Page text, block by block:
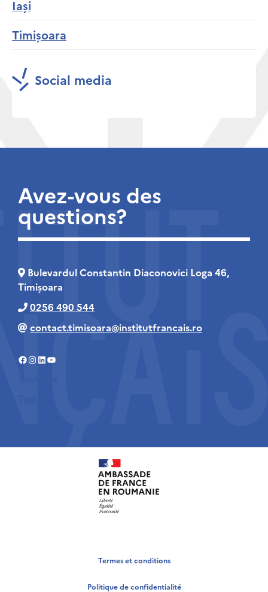
Iași
Timișoara
Social media
Avez-vous des
questions?
Bulevardul Constantin Diaconovici Loga 46,
Timișoara
0256 490 544
contact.timisoara@institutfrancais.ro
Facebook
Instagram
LinkedIn
YouTube
Termes et conditions
Politique de confidentialité